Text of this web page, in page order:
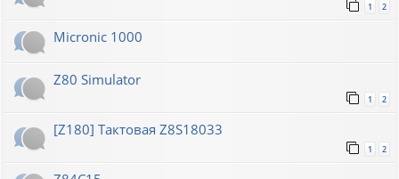
1 2
Micronic 1000
Z80 Simulator
1 2
[Z180] Тактовая Z8S18033
1 2